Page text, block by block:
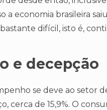
a economia brasileira
difícil, isto é,
e decepção
se deve ao setor
cerca de 15,9%. O